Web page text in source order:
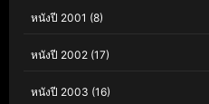
หนังปี 2001 (8)
หนังปี 2002 (17)
หนังปี 2003 (16)